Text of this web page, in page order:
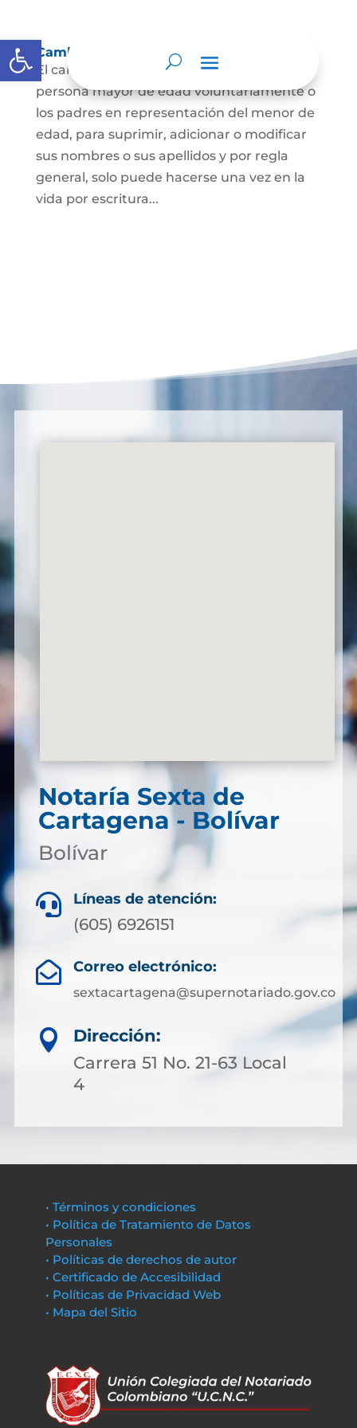
Abrir barra de herramientas
Cambio Nombre
El cambio de nombre lo podrá hacer la
persona mayor de edad voluntariamente o
los padres en representación del menor de
edad, para suprimir, adicionar o modificar
sus nombres o sus apellidos y por regla
general, solo puede hacerse una vez en la
vida por escritura...
Notaría Sexta de
Cartagena - Bolívar
Bolívar
 Líneas de atención:
(605) 6926151
 Correo electrónico:
sextacartagena@supernotariado.gov.co

Dirección:
Carrera 51 No. 21-63 Local
4
• Términos y condiciones
• Política de Tratamiento de Datos
Personales
• Políticas de derechos de autor
• Certificado de Accesibilidad
• Políticas de Privacidad Web
• Mapa del Sitio